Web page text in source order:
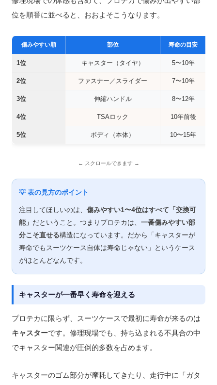
位を順番に並べると、おおよそこうなります。
傷みやすい順 部位 寿命の目安
1位 キャスター（タイヤ） 5〜10年
2位 ファスナー／スライダー 7〜10年
3位 伸縮ハンドル 8〜12年
4位 TSAロック 10年前後
5位 ボディ（本体） 10〜15年
💡 表の見方のポイント
注目してほしいのは、 傷みやすい1〜4位はすべて「交換可
能」 だということ。つまりプロテカは、 一番傷みやすい部
分こそ直せる構造になっています。だから「キャスターが
寿命でもスーツケース自体は寿命じゃない」というケース
がほとんどなんです。
キャスターが一番早く寿命を迎える
プロテカに限らず、スーツケースで最初に寿命が来るのは
キャスターです。修理現場でも、持ち込まれる不具合の中
でキャスター関連が圧倒的多数を占めます。
キャスターのゴム部分が摩耗してきたり、走行中に「ガタ